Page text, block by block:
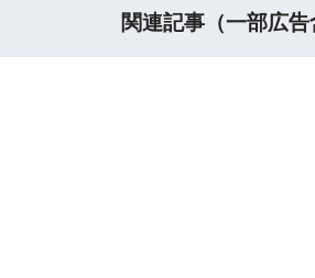
関連記事（一部広告